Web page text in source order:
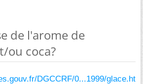
de l'arome de
ou coca?
DGCCRF/0...1999/glace.ht